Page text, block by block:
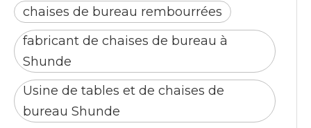
chaises de bureau rembourrées
fabricant de chaises de bureau à
Shunde
Usine de tables et de chaises de
bureau Shunde